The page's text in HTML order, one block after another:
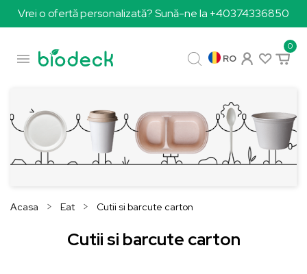
Vrei o ofertă personalizată? Sună-ne la +40374336850

0
RO
Acasa Eat Cutii si barcute carton
Cutii si barcute carton